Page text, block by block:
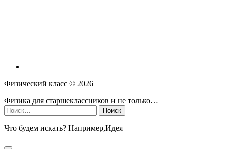
Физический класс © 2026
Физика для старшеклассников и не только…
Найти:
Что будем искать? Например,Идея